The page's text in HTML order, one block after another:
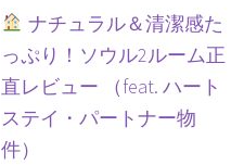
ナチュラル＆清潔感た
っぷり！ソウル2ルーム正
直レビュー （feat. ハート
ステイ・パートナー物
件）